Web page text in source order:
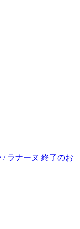
/ ラナーヌ 終了のお